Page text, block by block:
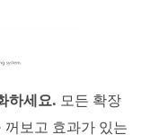
하세요. 모든 확장
보고 효과가 있는